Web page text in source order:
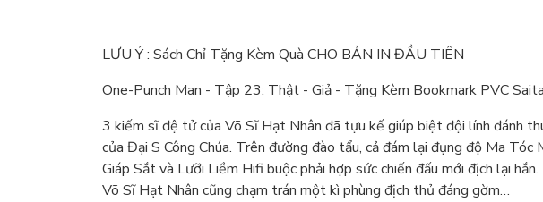
LƯU Ý : Sách Chỉ Tặng Kèm Quà CHO BẢN IN ĐẦU TIÊN
One-Punch Man - Tập 23: Thật - Giả - Tặng Kèm Bookmark PVC
3 kiếm sĩ đệ tử của Võ Sĩ Hạt Nhân đã tựu kế giúp biệt đội lính đánh
của Đại S Công Chúa. Trên đường đào tẩu, cả đám lại đụng độ Ma Tóc
Giáp Sắt và Lưỡi Liềm Hifi buộc phải hợp sức chiến đấu mới địch lại
Võ Sĩ Hạt Nhân cũng chạm trán một kì phùng địch thủ đáng gờm…